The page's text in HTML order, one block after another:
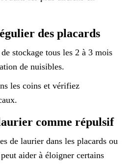
des placards
stockage tous les 2 à 3 mois
de nuisibles.
les coins et vérifiez
comme répulsif
de laurier dans les placards ou
aider à éloigner certains